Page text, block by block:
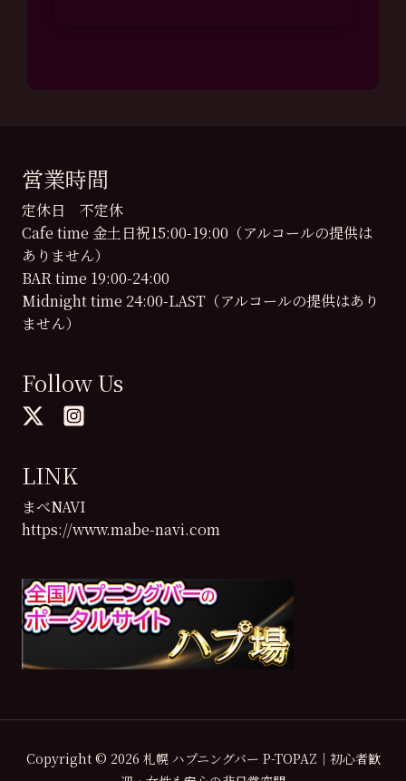
営業時間
定休日 不定休
Cafe time 金土日祝15:00-19:00（アルコールの提供は
ありません）
BAR time 19:00-24:00
Midnight time 24:00-LAST（アルコールの提供はあり
ません）
Follow Us
LINK
まべNAVI
https://www.mabe-navi.com
Copyright © 2026 札幌 ハプニングバー P-TOPAZ｜初心者歓